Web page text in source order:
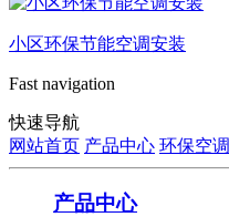
小区环保节能空调安装
Fast navigation
快速导航
网站首页 产品中心 环保空调
产品中心